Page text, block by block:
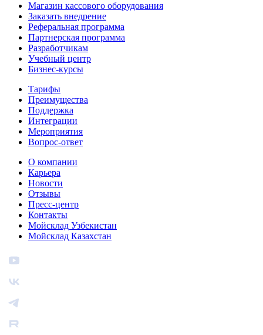
Магазин кассового оборудования
Заказать внедрение
Реферальная программа
Партнерская программа
Разработчикам
Учебный центр
Бизнес‑курсы
Тарифы
Преимущества
Поддержка
Интеграции
Мероприятия
Вопрос-ответ
О компании
Карьера
Новости
Отзывы
Пресс-центр
Контакты
Мойсклад Узбекистан
Мойсклад Казахстан